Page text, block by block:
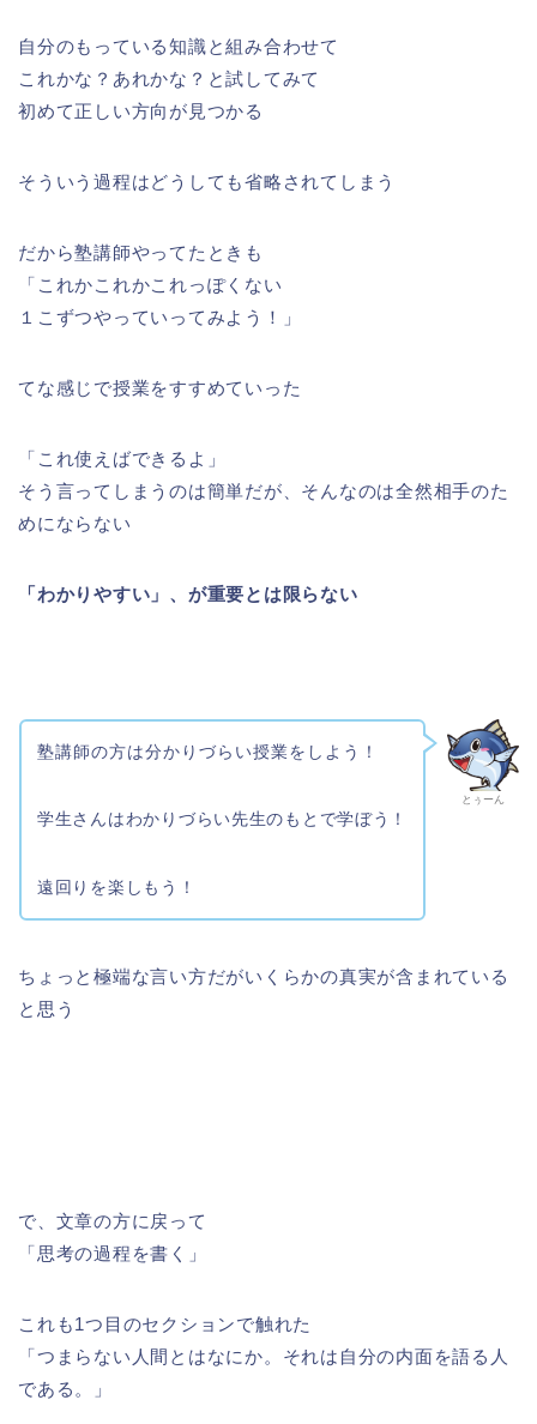
自分のもっている知識と組み合わせて
これかな？あれかな？と試してみて
初めて正しい方向が見つかる
そういう過程はどうしても省略されてしまう
だから塾講師やってたときも
「これかこれかこれっぽくない
１こずつやっていってみよう！」
てな感じで授業をすすめていった
「これ使えばできるよ」
そう言ってしまうのは簡単だが、そんなのは全然相手のた
めにならない
「わかりやすい」、が重要とは限らない
とぅーん
塾講師の方は分かりづらい授業をしよう！
学生さんはわかりづらい先生のもとで学ぼう！
遠回りを楽しもう！
ちょっと極端な言い方だがいくらかの真実が含まれている
と思う
で、文章の方に戻って
「思考の過程を書く」
これも1つ目のセクションで触れた
「つまらない人間とはなにか。それは自分の内面を語る人
である。」